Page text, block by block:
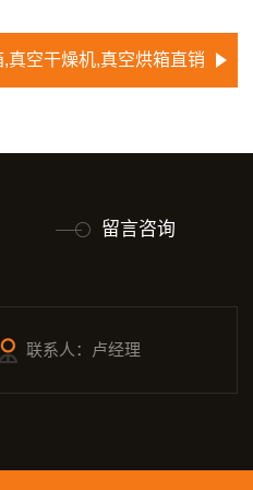
真空干燥机,真空烘箱直销
留言咨询
联系人：卢经理